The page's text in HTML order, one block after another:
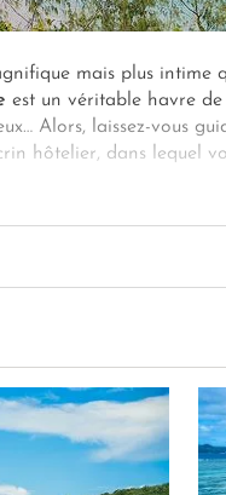
mais plus intime
est un véritable havre
Alors, laissez-vous
hôtelier, dans lequel
vous essayer au
Volbert-Île Curieuse